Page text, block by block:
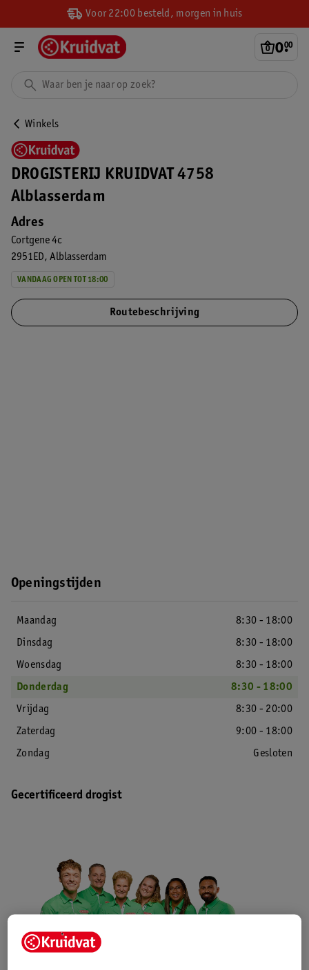
Voor 22:00 besteld, morgen in huis
0.
00
Winkels
DROGISTERIJ KRUIDVAT 4758
Alblasserdam
Adres
Cortgene 4c
2951ED Alblasserdam
VANDAAG OPEN TOT 18:00
Routebeschrijving
Openingstijden
Maandag
8:30 - 18:00
Dinsdag
8:30 - 18:00
Woensdag
8:30 - 18:00
Donderdag
8:30 - 18:00
Vrijdag
8:30 - 20:00
Zaterdag
9:00 - 18:00
Zondag
Gesloten
Gecertificeerd drogist